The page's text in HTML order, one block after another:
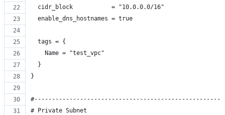
  cidr_block           = "10.0.0.0/16"
  enable_dns_hostnames = true
  tags = {
    Name = "test_vpc"
  }
}
# Private Subnet